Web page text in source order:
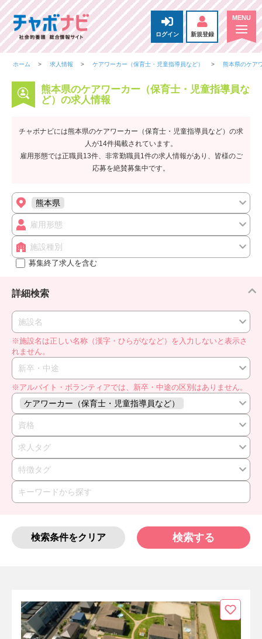
ログイン 新規登録
ホーム 求人情報 ケアワーカー（保育士・児童指導員など） 熊本県のケア
熊本県のケアワーカー（保育士・児童指導員な
ど）の求人情報
チャボナビには熊本県のケアワーカー（保育士・児童指導員など）の求
人が14件掲載されています。
雇用形態では正職員13件、非常勤職員1件の求人情報があり、皆様のご
応募を絶賛募集中です。
熊本県
雇用形態
施設種別
募集終了求人を含む
詳細検索
施設名
※施設名は正しい名称（漢字・ひらがななど）を入力しないと表示さ
れません。
新卒・中途
※アルバイト・ボランティアでは、新卒・中途の区別はありません。
ケアワーカー（保育士・児童指導員など）
資格
求人タグ
特徴タグ
検索条件をクリア 検索する